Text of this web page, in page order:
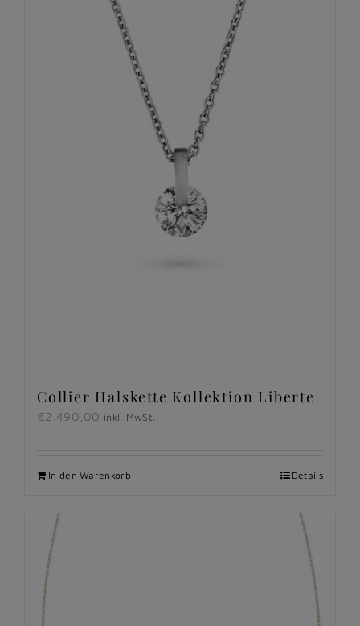
Collier Halskette Kollektion Liberte
€2.490,00 inkl. MwSt.
In den Warenkorb Details